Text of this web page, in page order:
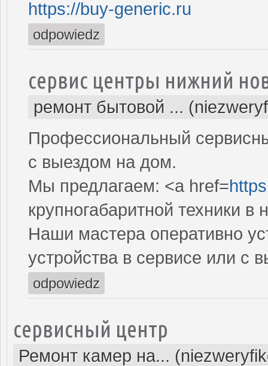
https://buy-generic.ru
odpowiedz
сервис центры нижний
ремонт бытовой ...
Профессиональный
с выездом на дом.
Мы предлагаем: <a href=
крупногабаритной техники
Наши мастера оперативно
устройства в сервисе или с
odpowiedz
сервисный центр
Ремонт камер на...